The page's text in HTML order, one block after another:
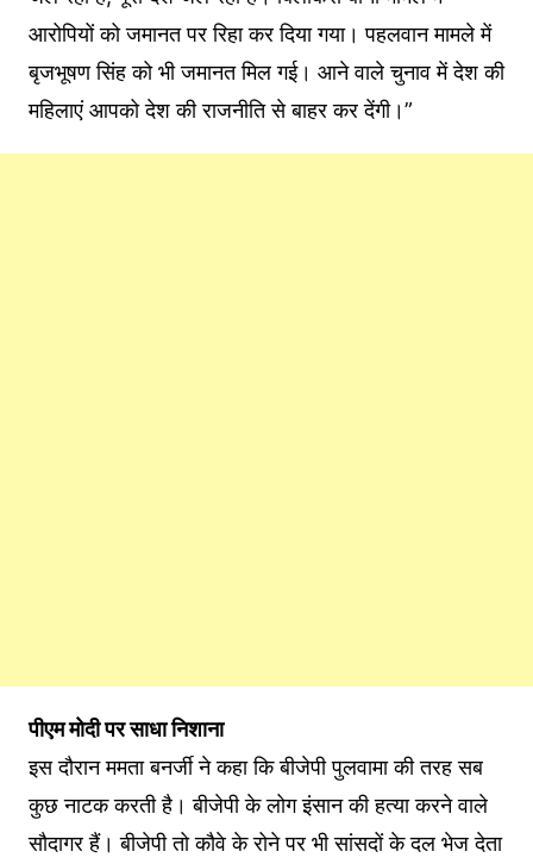
आरोपियों को जमानत पर रिहा कर दिया गया। पहलवान मामले में
बृजभूषण सिंह को भी जमानत मिल गई। आने वाले चुनाव में देश की
महिलाएं आपको देश की राजनीति से बाहर कर देंगी।”
पीएम मोदी पर साधा निशाना
इस दौरान ममता बनर्जी ने कहा कि बीजेपी पुलवामा की तरह सब
कुछ नाटक करती है। बीजेपी के लोग इंसान की हत्या करने वाले
सौदागर हैं। बीजेपी तो कौवे के रोने पर भी सांसदों के दल भेज देता